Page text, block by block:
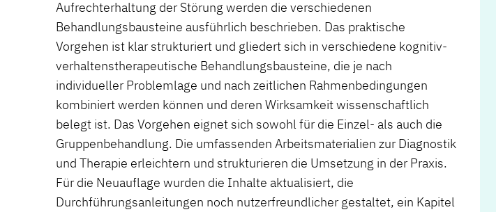
Aufrechterhaltung der Störung werden die verschiedenen
Behandlungsbausteine ausführlich beschrieben. Das praktische
Vorgehen ist klar strukturiert und gliedert sich in verschiedene kognitiv-
verhaltenstherapeutische Behandlungsbausteine, die je nach
individueller Problemlage und nach zeitlichen Rahmenbedingungen
kombiniert werden können und deren Wirksamkeit wissenschaftlich
belegt ist. Das Vorgehen eignet sich sowohl für die Einzel- als auch die
Gruppenbehandlung. Die umfassenden Arbeitsmaterialien zur Diagnostik
und Therapie erleichtern und strukturieren die Umsetzung in der Praxis.
Für die Neuauflage wurden die Inhalte aktualisiert, die
Durchführungsanleitungen noch nutzerfreundlicher gestaltet, ein Kapitel